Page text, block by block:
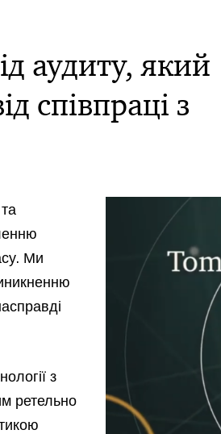
аудиту, який
співпраці з
Ми
з
ретельно